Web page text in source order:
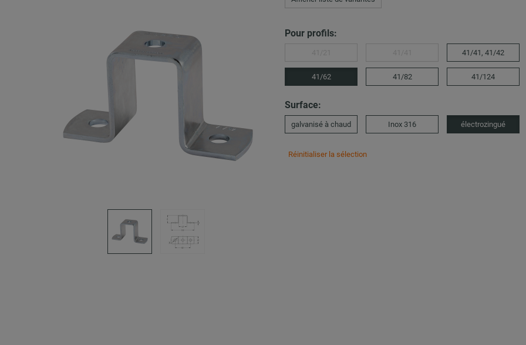
Pour profils:
41/41, 41/42
41/62 41/82 41/124
Surface:
galvanisé à chaud Inox 316 électrozingué
Réinitialiser la sélection